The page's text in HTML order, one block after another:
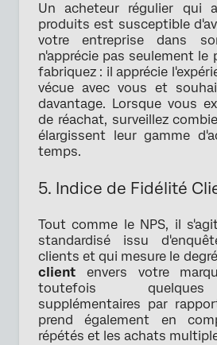
Un acheteur régulier qui
produits est susceptible
votre entreprise dans
n'apprécie pas seulement le
fabriquez : il apprécie
vécue avec vous et
davantage. Lorsque vous
de réachat, surveillez
élargissent leur gamme
temps.
5. Indice de Fidélité
Tout comme le NPS, il
standardisé issu
clients et qui mesure le
client envers votre
toutefois
supplémentaires par
prend également en
répétés et les achats